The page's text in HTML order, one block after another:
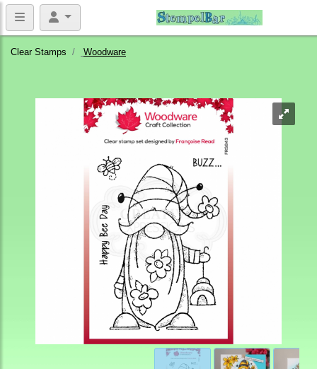
Clear Stamps Woodware